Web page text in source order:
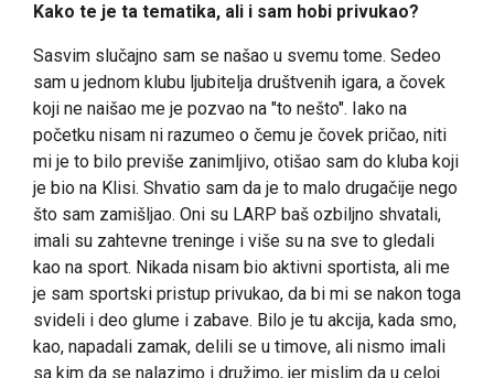
Kako te je ta tematika, ali i sam hobi privukao?
Sasvim slučajno sam se našao u svemu tome. Sedeo
sam u jednom klubu ljubitelja društvenih igara, a čovek
koji ne naišao me je pozvao na "to nešto". Iako na
početku nisam ni razumeo o čemu je čovek pričao, niti
mi je to bilo previše zanimljivo, otišao sam do kluba koji
je bio na Klisi. Shvatio sam da je to malo drugačije nego
što sam zamišljao. Oni su LARP baš ozbiljno shvatali,
imali su zahtevne treninge i više su na sve to gledali
kao na sport. Nikada nisam bio aktivni sportista, ali me
je sam sportski pristup privukao, da bi mi se nakon toga
svideli i deo glume i zabave. Bilo je tu akcija, kada smo,
kao, napadali zamak, delili se u timove, ali nismo imali
sa kim da se nalazimo i družimo, jer mislim da u celoj